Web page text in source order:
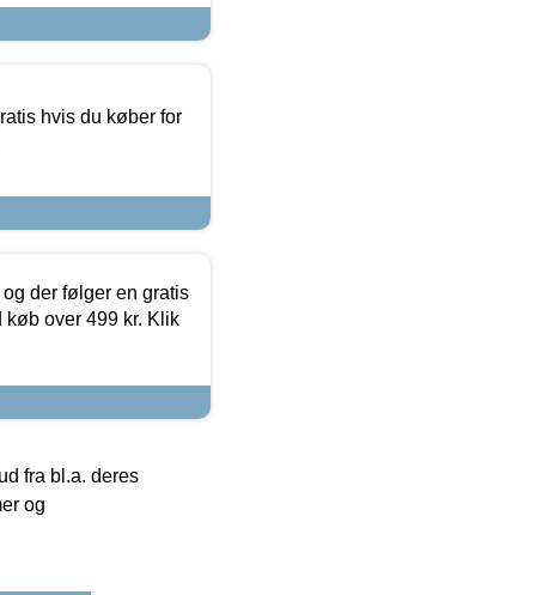
hvis du køber for
der følger en gratis
køb over 499 kr. Klik
fra bl.a. deres
og